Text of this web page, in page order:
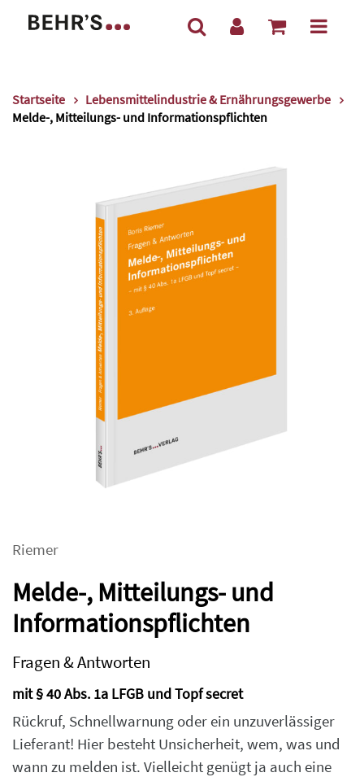
Startseite
Lebensmittelindustrie & Ernährungsgewerbe
Melde-, Mitteilungs- und Informationspflichten
Riemer
Melde-, Mitteilungs- und
Informationspflichten
Fragen & Antworten
mit § 40 Abs. 1a LFGB und Topf secret
Rückruf, Schnellwarnung oder ein unzuverlässiger
Lieferant! Hier besteht Unsicherheit, wem, was und
wann zu melden ist. Vielleicht genügt ja auch eine